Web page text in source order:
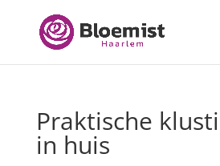
Praktische
in huis